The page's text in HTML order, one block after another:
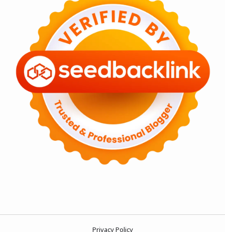
Privacy Policy